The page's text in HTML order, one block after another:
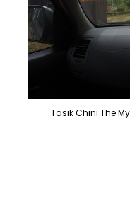
Tasik Chini The